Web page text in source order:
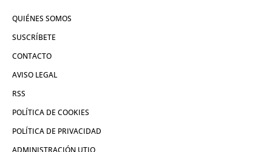
QUIÉNES SOMOS
SUSCRÍBETE
CONTACTO
AVISO LEGAL
RSS
POLÍTICA DE COOKIES
POLÍTICA DE PRIVACIDAD